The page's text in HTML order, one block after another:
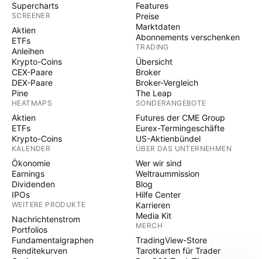
Supercharts
SCREENER
Aktien
ETFs
Anleihen
Krypto-Coins
CEX-Paare
DEX-Paare
Pine
HEATMAPS
Aktien
ETFs
Krypto-Coins
KALENDER
Ökonomie
Earnings
Dividenden
IPOs
WEITERE PRODUKTE
Nachrichtenstrom
Portfolios
Fundamentalgraphen
Renditekurven
Features
Preise
Marktdaten
Abonnements verschenken
TRADING
Übersicht
Broker
Broker-Vergleich
The Leap
SONDERANGEBOTE
Futures der CME Group
Eurex-Termingeschäfte
US-Aktienbündel
ÜBER DAS UNTERNEHMEN
Wer wir sind
Weltraummission
Blog
Hilfe Center
Karrieren
Media Kit
MERCH
TradingView-Store
Tarotkarten für Trader